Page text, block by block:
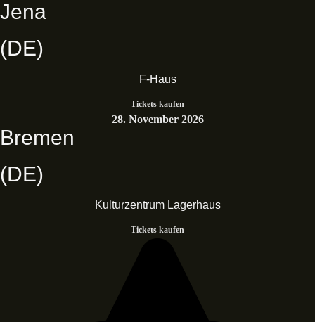
Jena
(DE)
F-Haus
Tickets kaufen
28. November 2026
Bremen
(DE)
Kulturzentrum Lagerhaus
Tickets kaufen